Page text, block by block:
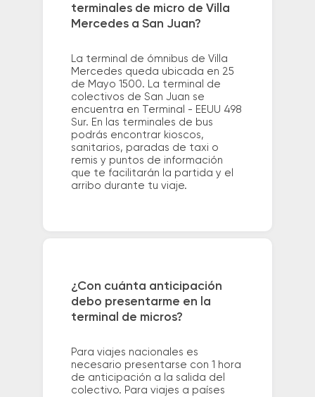
terminales de micro de Villa
Mercedes a San Juan?
La terminal de ómnibus de Villa
Mercedes queda ubicada en 25
de Mayo 1500. La terminal de
colectivos de San Juan se
encuentra en Terminal - EEUU 498
Sur. En las terminales de bus
podrás encontrar kioscos,
sanitarios, paradas de taxi o
remis y puntos de información
que te facilitarán la partida y el
arribo durante tu viaje.
¿Con cuánta anticipación
debo presentarme en la
terminal de micros?
Para viajes nacionales es
necesario presentarse con 1 hora
de anticipación a la salida del
colectivo. Para viajes a países